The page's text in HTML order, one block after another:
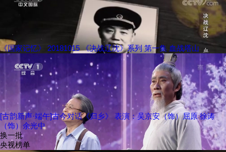
《国家记忆》 20181015 《决战辽沈》系列 第一集 血战塔山
[古韵新声·端午]古今对话《归乡》 表演：吴京安（饰）屈原 徐涛
（饰）余光中
换一批
央视榜单